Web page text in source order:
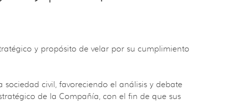
y propósito de velar por su cumplimiento
civil, favoreciendo el análisis y debate
de la Compañía, con el fin de que sus